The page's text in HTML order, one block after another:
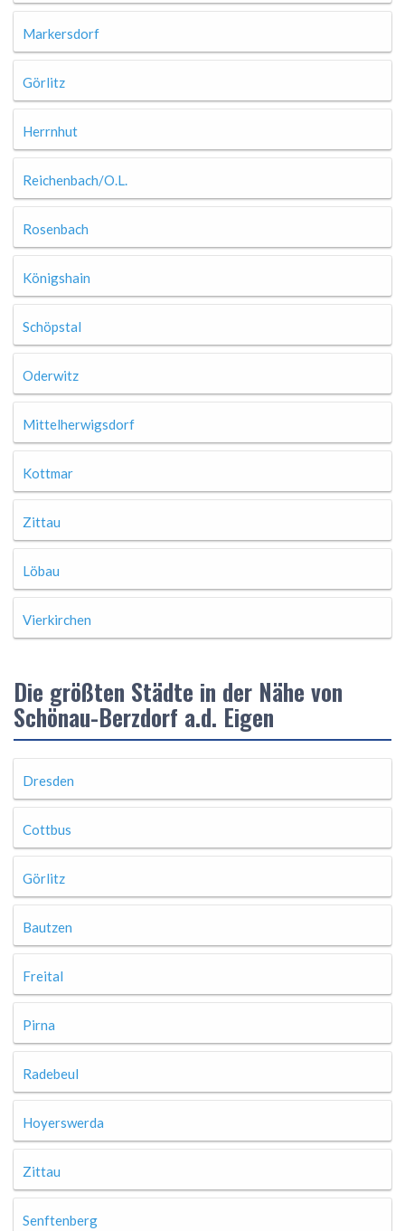
Markersdorf
Görlitz
Herrnhut
Reichenbach/O.L.
Rosenbach
Königshain
Schöpstal
Oderwitz
Mittelherwigsdorf
Kottmar
Zittau
Löbau
Vierkirchen
Die größten Städte in der Nähe von
Schönau-Berzdorf a.d. Eigen
Dresden
Cottbus
Görlitz
Bautzen
Freital
Pirna
Radebeul
Hoyerswerda
Zittau
Senftenberg